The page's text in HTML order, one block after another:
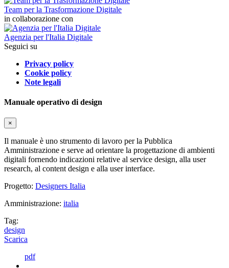
Team per la Trasformazione Digitale
in collaborazione con
Agenzia per l'Italia Digitale
Seguici su
Privacy policy
Cookie policy
Note legali
Manuale operativo di design
×
Il manuale è uno strumento di lavoro per la Pubblica
Amministrazione e serve ad orientare la progettazione di ambienti
digitali fornendo indicazioni relative al service design, alla user
research, al content design e alla user interface.
Progetto: Designers Italia
Amministrazione: italia
Tag:
design
Scarica
pdf